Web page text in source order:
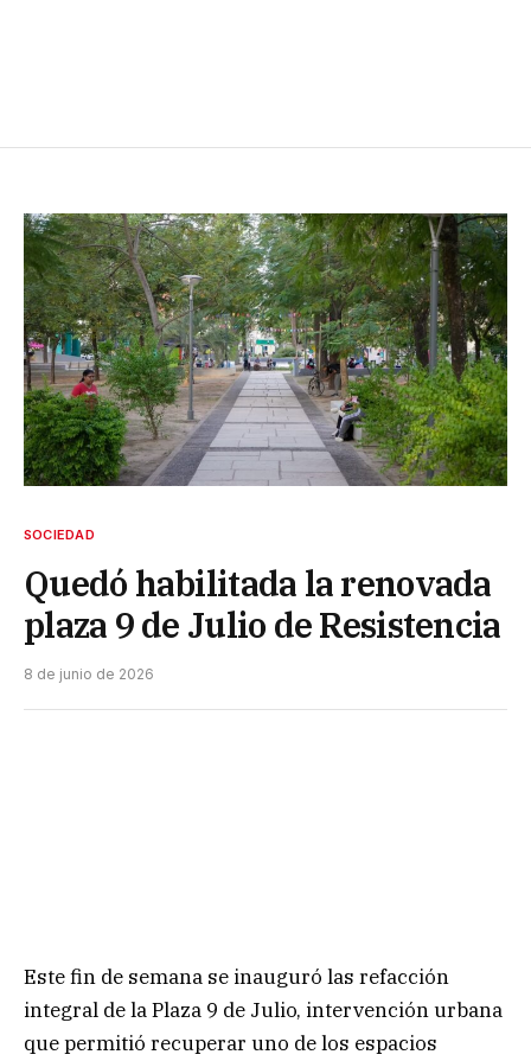
SOCIEDAD
Quedó habilitada la renovada
plaza 9 de Julio de Resistencia
8 de junio de 2026
Este fin de semana se inauguró las refacción
integral de la Plaza 9 de Julio, intervención urbana
que permitió recuperar uno de los espacios